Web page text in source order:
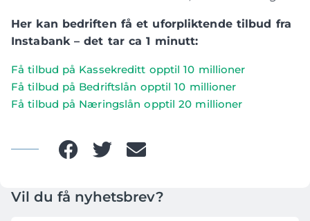
Her kan bedriften få et uforpliktende tilbud fra
Instabank – det tar ca 1 minutt:
Få tilbud på Kassekreditt opptil 10 millioner
Få tilbud på Bedriftslån opptil 10 millioner
Få tilbud på Næringslån opptil 20 millioner
Vil du få nyhetsbrev?